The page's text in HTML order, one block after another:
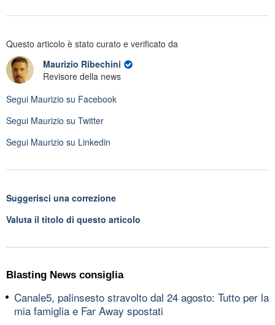
Questo articolo è stato curato e verificato da
Maurizio Ribechini
Revisore della news
Segui Maurizio su Facebook
Segui Maurizio su Twitter
Segui Maurizio su Linkedin
Suggerisci una correzione
Valuta il titolo di questo articolo
Blasting News consiglia
Canale5, palinsesto stravolto dal 24 agosto: Tutto per la
mia famiglia e Far Away spostati